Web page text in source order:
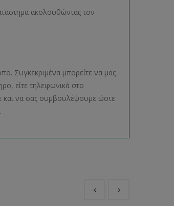
ακολουθώντας τον
Συγκεκριμένα μπορείτε να μας
είτε τηλεφωνικά στο
και να σας συμβουλέψουμε ώστε